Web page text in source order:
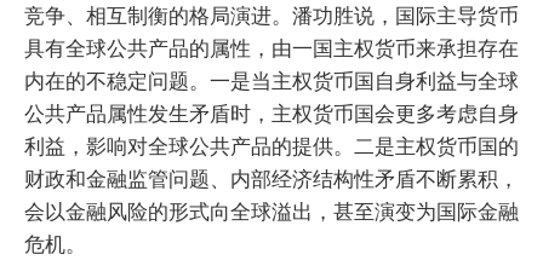
竞争、相互制衡的格局演进。潘功胜说，国际主导货币
具有全球公共产品的属性，由一国主权货币来承担存在
内在的不稳定问题。一是当主权货币国自身利益与全球
公共产品属性发生矛盾时，主权货币国会更多考虑自身
利益，影响对全球公共产品的提供。二是主权货币国的
财政和金融监管问题、内部经济结构性矛盾不断累积，
会以金融风险的形式向全球溢出，甚至演变为国际金融
危机。